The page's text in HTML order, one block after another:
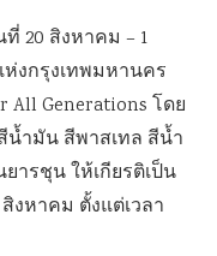
20 สิงหาคม – 1
งกรุงเทพมหานคร
All Generations โดย
น้ำมัน สีพาสเทล สีน้ำ
รชุน ให้เกียรติเป็น
งหาคม ตั้งแต่เวลา